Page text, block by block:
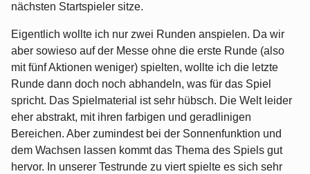
nächsten Startspieler sitze.
Eigentlich wollte ich nur zwei Runden anspielen. Da wir
aber sowieso auf der Messe ohne die erste Runde (also
mit fünf Aktionen weniger) spielten, wollte ich die letzte
Runde dann doch noch abhandeln, was für das Spiel
spricht. Das Spielmaterial ist sehr hübsch. Die Welt leider
eher abstrakt, mit ihren farbigen und geradlinigen
Bereichen. Aber zumindest bei der Sonnenfunktion und
dem Wachsen lassen kommt das Thema des Spiels gut
hervor. In unserer Testrunde zu viert spielte es sich sehr